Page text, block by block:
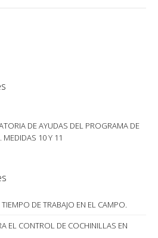
DE AYUDAS DEL PROGRAMA DE
10 Y 11
DE TRABAJO EN EL CAMPO.
EL CONTROL DE COCHINILLAS EN